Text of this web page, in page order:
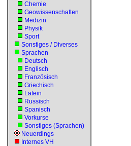
Chemie
Geowissenschaften
Medizin
Physik
Sport
Sonstiges / Diverses
Sprachen
Deutsch
Englisch
Französisch
Griechisch
Latein
Russisch
Spanisch
Vorkurse
Sonstiges (Sprachen)
Neuerdings
Internes VH